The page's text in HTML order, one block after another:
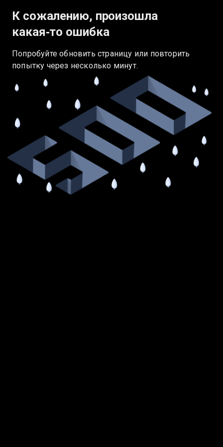
К сожалению, произошла
какая‑то ошибка
Попробуйте обновить страницу или повторить
попытку через несколько минут.